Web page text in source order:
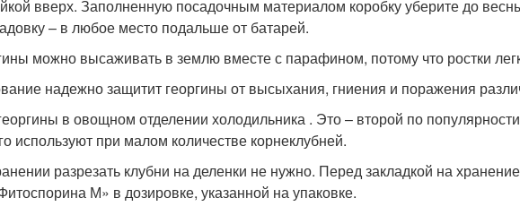
вверх. Заполненную посадочным материалом коробку уберите до
– в любое место подальше от батарей.
можно высаживать в землю вместе с парафином, потому что ростки
надежно защитит георгины от высыхания, гниения и поражения
в овощном отделении холодильника . Это – второй по
используют при малом количестве корнеклубней.
разрезать клубни на деленки не нужно. Перед закладкой на
М» в дозировке, указанной на упаковке.